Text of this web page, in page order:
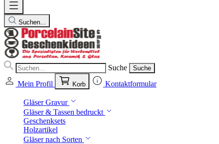
Suchen...
Suche Suche
Mein Profil Korb Kontaktformular
Gläser Gravur
Gläser & Tassen bedruckt
Geschenksets
Holzartikel
Gläser nach Sorten